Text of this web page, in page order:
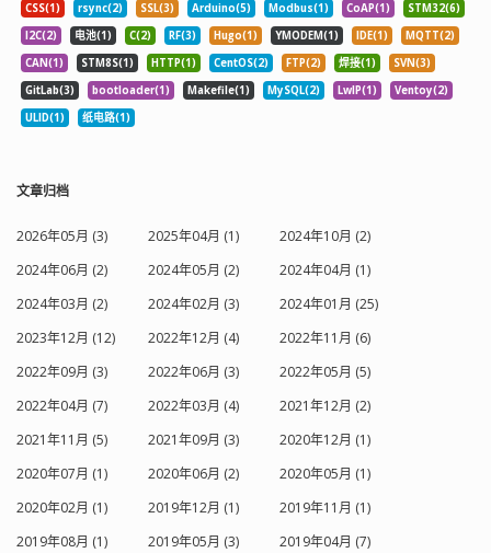
CSS(1)
rsync(2) SSL(3) Arduino(5) Modbus(1) CoAP(1)
STM32(6)
I2C(2)
电池(1) C(2) RF(3) Hugo(1) YMODEM(1) IDE(1)
MQTT(2)
CAN(1)
STM8S(1) HTTP(1) CentOS(2) FTP(2) 焊接(1)
SVN(3)
GitLab(3)
bootloader(1) Makefile(1) MySQL(2) LwIP(1)
Ventoy(2)
ULID(1)
纸电路(1)
文章归档
2026年05月 (3) 2025年04月 (1)
2024年10月 (2)
2024年06月 (2)
2024年05月 (2)
2024年04月 (1)
2024年03月 (2)
2024年02月 (3)
2024年01月 (25)
2023年12月 (12)
2022年12月 (4)
2022年11月 (6)
2022年09月 (3)
2022年06月 (3)
2022年05月 (5)
2022年04月 (7)
2022年03月 (4)
2021年12月 (2)
2021年11月 (5)
2021年09月 (3)
2020年12月 (1)
2020年07月 (1)
2020年06月 (2)
2020年05月 (1)
2020年02月 (1)
2019年12月 (1)
2019年11月 (1)
2019年08月 (1)
2019年05月 (3)
2019年04月 (7)